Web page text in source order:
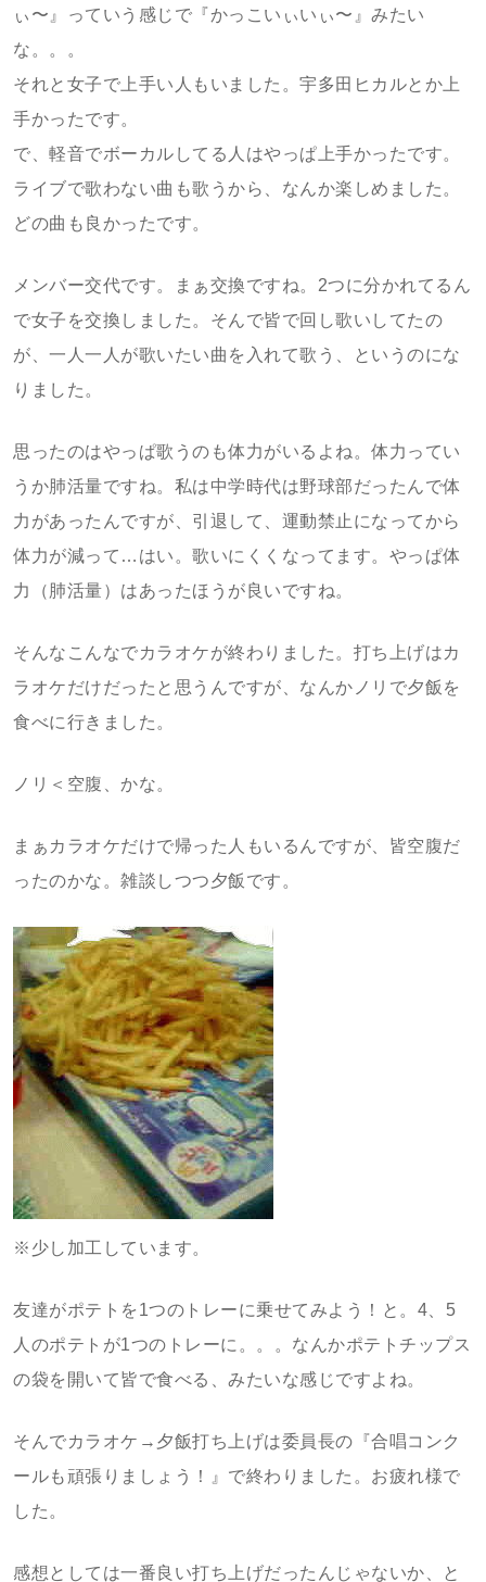
ぃ〜』っていう感じで『かっこいぃいぃ〜』みたい
な。。。
それと女子で上手い人もいました。宇多田ヒカルとか上
手かったです。
で、軽音でボーカルしてる人はやっぱ上手かったです。
ライブで歌わない曲も歌うから、なんか楽しめました。
どの曲も良かったです。
メンバー交代です。まぁ交換ですね。2つに分かれてるん
で女子を交換しました。そんで皆で回し歌いしてたの
が、一人一人が歌いたい曲を入れて歌う、というのにな
りました。
思ったのはやっぱ歌うのも体力がいるよね。体力ってい
うか肺活量ですね。私は中学時代は野球部だったんで体
力があったんですが、引退して、運動禁止になってから
体力が減って…はい。歌いにくくなってます。やっぱ体
力（肺活量）はあったほうが良いですね。
そんなこんなでカラオケが終わりました。打ち上げはカ
ラオケだけだったと思うんですが、なんかノリで夕飯を
食べに行きました。
ノリ＜空腹、かな。
まぁカラオケだけで帰った人もいるんですが、皆空腹だ
ったのかな。雑談しつつ夕飯です。
※少し加工しています。
友達がポテトを1つのトレーに乗せてみよう！と。4、5
人のポテトが1つのトレーに。。。なんかポテトチップス
の袋を開いて皆で食べる、みたいな感じですよね。
そんでカラオケ→夕飯打ち上げは委員長の『合唱コンク
ールも頑張りましょう！』で終わりました。お疲れ様で
した。
感想としては一番良い打ち上げだったんじゃないか、と